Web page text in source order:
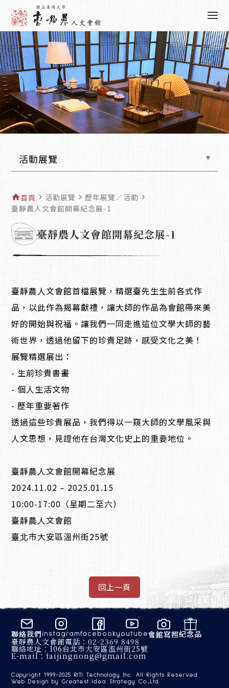
活動展覽
home首頁 navigate_next 活動展覽 navigate_next 歷年展覽／活動 navigate_next
臺靜農人文會館開幕紀念展-1
臺靜農人文會館開幕紀念展-1
臺靜農人文會館首檔展覽，精選臺先生生前各式作
品，以此作為揭幕獻禮，讓大師的作品為會館帶來美
好的開始與祝福。讓我們一同走進這位文學大師的藝
術世界，透過他留下的珍貴足跡，感受文化之美！
展覽精選展出：
- 生前珍貴書畫
- 個人生活文物
- 歷年重要著作
透過這些珍貴展品，我們得以一窺大師的文學風采與
人文思想，見證他在台灣文化史上的重要地位。
臺靜農人文會館開幕紀念展
2024.11.02 – 2025.01.15
10:00-17:00（星期二至六）
臺靜農人文會館
臺北市大安區溫州街25號
臺靜農人文會館電話：02-2369 8498
聯絡地址：106台北市大安區溫州街25號
E-mail：taijingnong@gmail.com
聯絡我們instagramfacebookyoutube會館寫照紀念品
Copyright 1999-2025 RITI Technology Inc.
All Rights Reserved
Web Design byGreatest Idea Strategy Co.,Ltd